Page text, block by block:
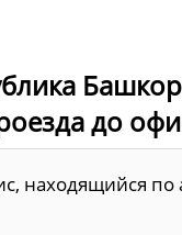
до
находящийся по